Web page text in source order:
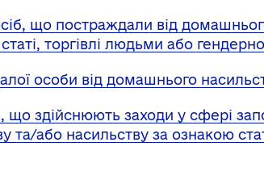
що постраждали від
торгівлі людьми або
особи від домашнього
що здійснюють заходи у сфері
або насильству за ознакою